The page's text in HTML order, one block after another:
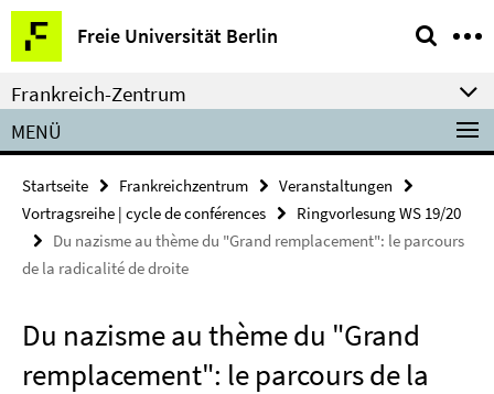
Springe
direkt
zu
Inhalt
Freie Universität Berlin
Service-
Navigation
Frankreich-Zentrum
MENÜ
Startseite Frankreichzentrum
Veranstaltungen
Vortragsreihe | cycle de conférences
Ringvorlesung WS 19/20
Du nazisme au thème du "Grand remplacement": le parcours
de la radicalité de droite
Du nazisme au thème du "Grand
remplacement": le parcours de la